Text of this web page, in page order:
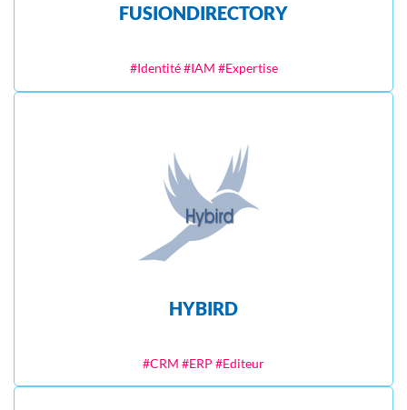
FUSIONDIRECTORY
#Identité #IAM #Expertise
HYBIRD
#CRM #ERP #Editeur